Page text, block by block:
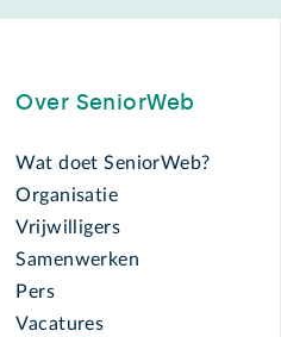
Over SeniorWeb
Wat doet SeniorWeb?
Organisatie
Vrijwilligers
Samenwerken
Pers
Vacatures